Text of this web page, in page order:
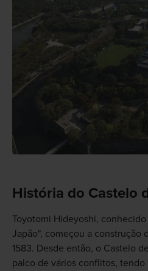
História do Castelo
Toyotomi Hideyoshi,
Japão", começou a construção
1583. Desde então, o Castelo
palco de vários conflitos,